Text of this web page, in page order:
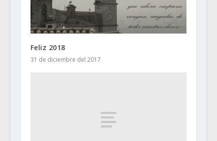
Feliz 2018
31 de diciembre del 2017